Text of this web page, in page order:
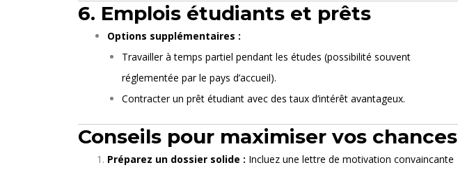
6. Emplois étudiants et prêts
Options supplémentaires :
Travailler à temps partiel pendant les études (possibilité souvent
réglementée par le pays d’accueil).
Contracter un prêt étudiant avec des taux d’intérêt avantageux.
Conseils pour maximiser vos chances
Préparez un dossier solide : Incluez une lettre de motivation convaincante